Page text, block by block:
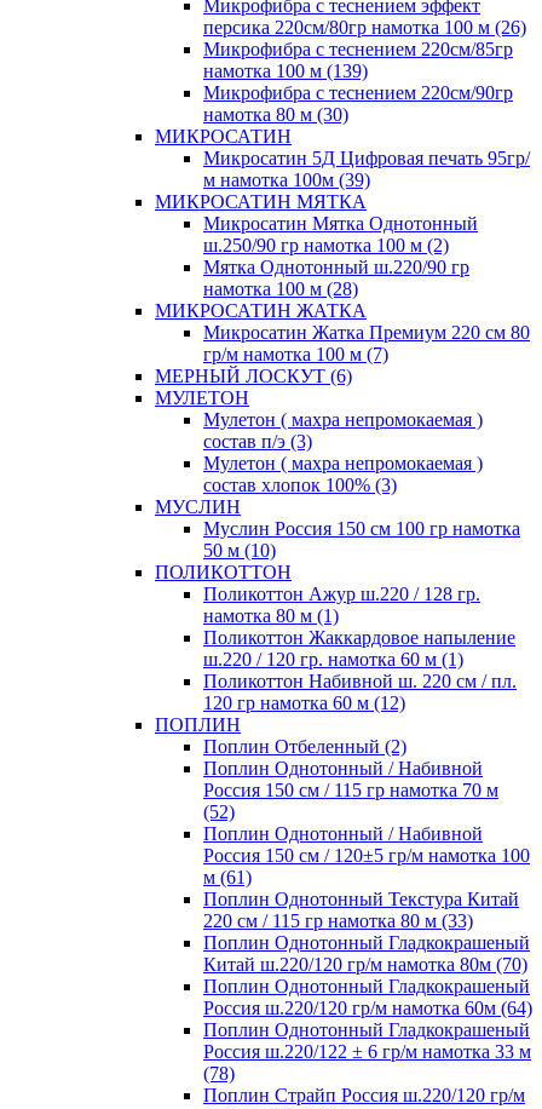
Микрофибра с теснением эффект
персика 220см/80гр намотка 100 м (26)
Микрофибра с теснением 220см/85гр
намотка 100 м (139)
Микрофибра с теснением 220см/90гр
намотка 80 м (30)
МИКРОСАТИН
Микросатин 5Д Цифровая печать 95гр/
м намотка 100м (39)
МИКРОСАТИН МЯТКА
Микросатин Мятка Однотонный
ш.250/90 гр намотка 100 м (2)
Мятка Однотонный ш.220/90 гр
намотка 100 м (28)
МИКРОСАТИН ЖАТКА
Микросатин Жатка Премиум 220 см 80
гр/м намотка 100 м (7)
МЕРНЫЙ ЛОСКУТ (6)
МУЛЕТОН
Мулетон ( махра непромокаемая )
состав п/э (3)
Мулетон ( махра непромокаемая )
состав хлопок 100% (3)
МУСЛИН
Муслин Россия 150 см 100 гр намотка
50 м (10)
ПОЛИКОТТОН
Поликоттон Ажур ш.220 / 128 гр.
намотка 80 м (1)
Поликоттон Жаккардовое напыление
ш.220 / 120 гр. намотка 60 м (1)
Поликоттон Набивной ш. 220 см / пл.
120 гр намотка 60 м (12)
ПОПЛИН
Поплин Отбеленный (2)
Поплин Однотонный / Набивной
Россия 150 см / 115 гр намотка 70 м
(52)
Поплин Однотонный / Набивной
Россия 150 см / 120±5 гр/м намотка 100
м (61)
Поплин Однотонный Текстура Китай
220 см / 115 гр намотка 80 м (33)
Поплин Однотонный Гладкокрашеный
Китай ш.220/120 гр/м намотка 80м (70)
Поплин Однотонный Гладкокрашеный
Россия ш.220/120 гр/м намотка 60м (64)
Поплин Однотонный Гладкокрашеный
Россия ш.220/122 ± 6 гр/м намотка 33 м
(78)
Поплин Страйп Россия ш.220/120 гр/м